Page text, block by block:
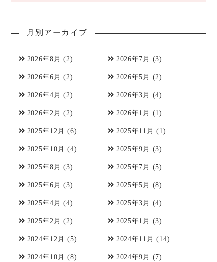
月別アーカイブ
2026年8月 (2) 2026年7月 (3)
2026年6月 (2) 2026年5月 (2)
2026年4月 (2) 2026年3月 (4)
2026年2月 (2) 2026年1月 (1)
2025年12月 (6) 2025年11月 (1)
2025年10月 (4) 2025年9月 (3)
2025年8月 (3) 2025年7月 (5)
2025年6月 (3) 2025年5月 (8)
2025年4月 (4) 2025年3月 (4)
2025年2月 (2) 2025年1月 (3)
2024年12月 (5) 2024年11月 (14)
2024年10月 (8) 2024年9月 (7)